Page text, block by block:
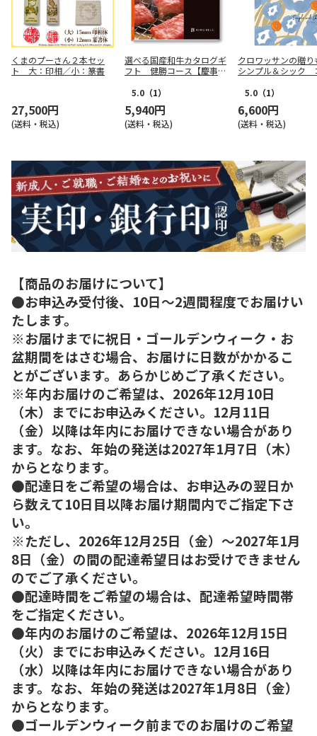
くまのプーさん２本セッ
ト 大：印相／小：篆書
27,500円
(送料・税込)
選べる国産和牛カタログギ
フト 健勝コース【慶事
5.0 （1）
5,940円
(送料・税込)
クロワッサンの贈
シンプル＆シック
5.0 （1）
6,600円
(送料・税込)
【商品のお届けについて】
●お申込み受付後、10日～2週間程度でお届けい
たします。
※お届けまでに祝日・ゴールデンウィーク・お
盆期間をはさむ場合、お届けに日数がかかるこ
とがございます。あらかじめご了承ください。
※年内お届けのご希望は、2026年12月10日
（木）までにお申込みください。12月11日
（金）以降は年内にお届けできない場合があり
ます。なお、年始の発送は2027年1月7日（木）
からとなります。
●配達日をご希望の場合は、お申込みの翌日か
ら数えて10日目以降お届け期間内でご指定下さ
い。
※ただし、2026年12月25日（金）～2027年1月
8日（金）の間の配達希望日はお受けできません
のでご了承ください。
●配達時間をご希望の場合は、配達希望時間帯
をご指定ください。
●年内のお届けのご希望は、2026年12月15日
（火）までにお申込みください。12月16日
（水）以降は年内にお届けできない場合があり
ます。なお、年始の発送は2027年1月8日（金）
からとなります。
●ゴールデンウィーク前までのお届けのご希望